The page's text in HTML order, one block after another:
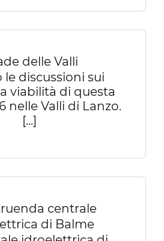
delle Valli
le discussioni sui
viabilità di questa
nelle Valli di Lanzo.
[...]
centrale
di Balme